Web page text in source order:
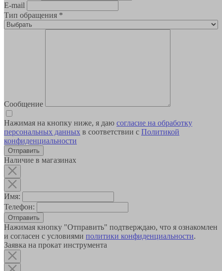
E-mail
Тип обращения *
Сообщение
Нажимая на кнопку ниже, я даю согласие на обработку
персональных данных в соответствии с Политикой
конфиденциальности
Наличие в магазинах
Имя:
Телефон:
Отправить
Нажимая кнопку "Отправить" подтверждаю, что я ознакомлен
и согласен с условиями политики конфиденциальности.
Заявка на прокат инструмента